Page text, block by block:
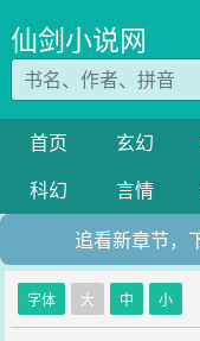
仙剑小说网
首页 玄幻
科幻
言情
追看新章节，
字体 大 中 小